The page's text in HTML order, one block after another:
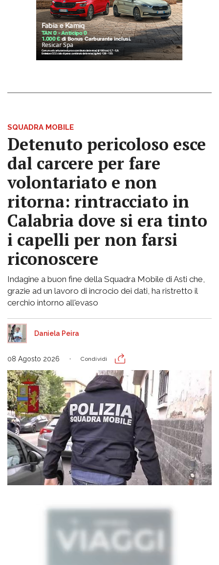
SQUADRA MOBILE
Detenuto pericoloso esce
dal carcere per fare
volontariato e non
ritorna: rintracciato in
Calabria dove si era tinto
i capelli per non farsi
riconoscere
Indagine a buon fine della Squadra Mobile di Asti che,
grazie ad un lavoro di incrocio dei dati, ha ristretto il
cerchio intorno all'evaso
Daniela Peira
08 Agosto 2026 Condividi